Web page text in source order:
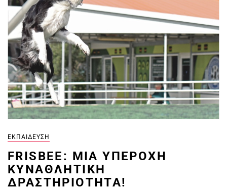
ΕΚΠΑΊΔΕΥΣΗ
FRISBEE: ΜΊΑ ΥΠΈΡΟΧΗ
ΚΥΝΑΘΛΗΤΙΚΉ
ΔΡΑΣΤΗΡΙΌΤΗΤΑ!